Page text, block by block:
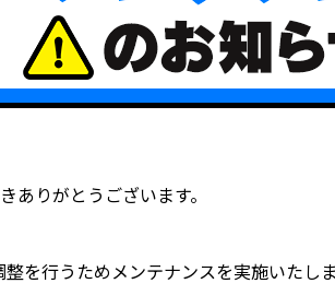
ありがとうございます。
を行うためメンテナンスを実施いたしま